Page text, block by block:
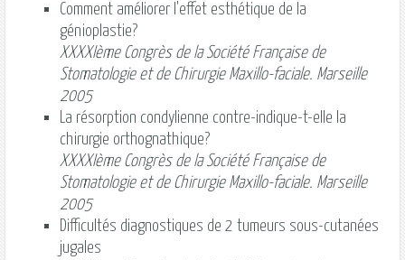
Comment améliorer l'effet esthétique de la
génioplastie?
XXXXIème Congrès de la Société Française de
Stomatologie et de Chirurgie Maxillo-faciale. Marseille
2005
La résorption condylienne contre-indique-t-elle la
chirurgie orthognathique?
XXXXIème Congrès de la Société Française de
Stomatologie et de Chirurgie Maxillo-faciale. Marseille
2005
Difficultés diagnostiques de 2 tumeurs sous-cutanées
jugales